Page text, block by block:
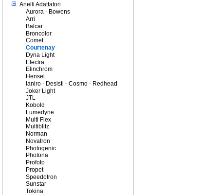
Anelli Adattatori
Aurora - Bowens
Arri
Balcar
Broncolor
Comet
Courtenay
Dyna Light
Electra
Elinchrom
Hensel
Ianiro - Desisti - Cosmo - Redhead
Joker Light
JTL
Kobold
Lumedyne
Multi Flex
Multiblitz
Norman
Novatron
Photogenic
Photona
Profoto
Propet
Speedotron
Sunstar
Tokina